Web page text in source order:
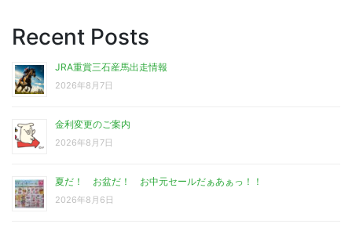
Recent Posts
JRA重賞三石産馬出走情報
2026年8月7日
金利変更のご案内
2026年8月7日
夏だ！ お盆だ！ お中元セールだぁあぁっ！！
2026年8月6日